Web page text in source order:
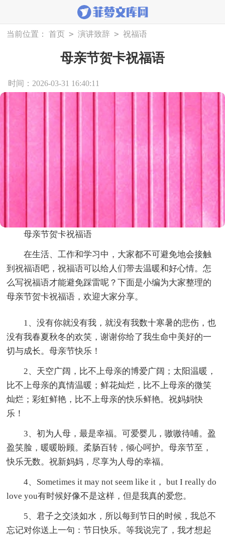
当前位置： 首页 > 演讲致辞 > 祝福语
母亲节贺卡祝福语
时间：2026-03-31 16:40:11
母亲节贺卡祝福语
在生活、工作和学习中，大家都不可避免地会接触
到祝福语吧，祝福语可以给人们带去温暖和好心情。怎
么写祝福语才能避免踩雷呢？下面是小编为大家整理的
母亲节贺卡祝福语，欢迎大家分享。
1、没有你就没有我，就没有我数十寒暑的悲伤，也
没有我春夏秋冬的欢笑，谢谢你给了我生命中美好的一
切与成长。母亲节快乐！
2、天空广阔，比不上母亲的博爱广阔；太阳温暖，
比不上母亲的真情温暖；鲜花灿烂，比不上母亲的微笑
灿烂；彩虹鲜艳，比不上母亲的快乐鲜艳。祝妈妈快
乐！
3、初为人母，最是幸福。可爱婴儿，嗷嗷待哺。盈
盈笑脸，暖暖盼顾。柔肠百转，倾心呵护。母亲节至，
快乐无数。祝新妈妈，尽享为人母的幸福。
4、Sometimes it may not seem like it， but I really do
love you有时候好像不是这样，但是我真的爱您。
5、君子之交淡如水，所以每到节日的时候，我总不
忘记对你送上一句：节日快乐。等我说完了，我才想起